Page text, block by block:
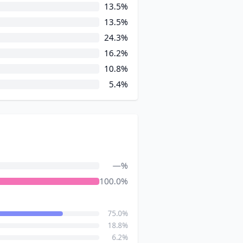
13.5%
13.5%
24.3%
16.2%
10.8%
5.4%
—%
100.0%
75.0%
18.8%
6.2%